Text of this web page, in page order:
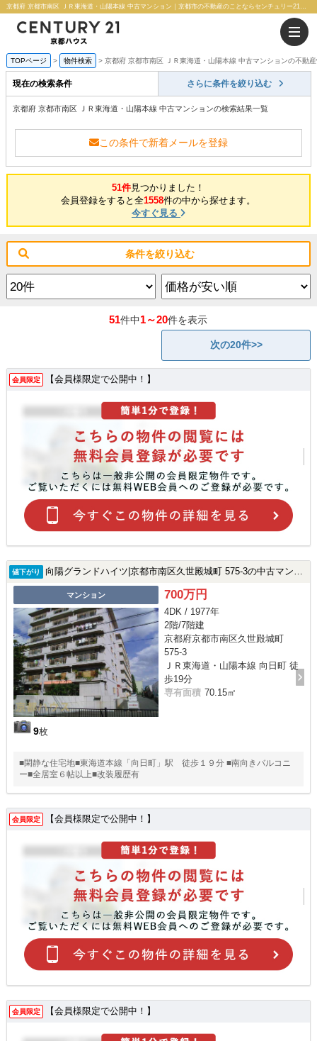
京都府 京都市南区 ＪＲ東海道・山陽本線 中古マンション｜京都市の不動産のことならセンチュリー21京都ハウス
TOPページ 物件検索 京都府 京都市南区 ＪＲ東海道・山陽本線 中古マンションの不動
現在の検索条件 さらに条件を絞り込む
京都府 京都市南区 ＪＲ東海道・山陽本線 中古マンションの検索結果一覧
この条件で新着メールを登録
51件見つかりました！
会員登録をすると全1558件の中から探せます。
今すぐ見る
条件を絞り込む
51件中1～20件を表示
次の20件>>
会員限定 【会員様限定で公開中！】
値下がり 向陽グランドハイツ|京都市南区久世殿城町 575-3の中古マンション
マンション
9枚
700万円
4DK / 1977年
2階/7階建
京都府京都市南区久世殿城町
575-3
ＪＲ東海道・山陽本線 向日町 徒
歩19分
専有面積 70.15㎡
■閑静な住宅地■東海道本線「向日町」駅 徒歩１９分 ■南向きバルコニ
ー■全居室６帖以上■改装履歴有
会員限定 【会員様限定で公開中！】
会員限定 【会員様限定で公開中！】